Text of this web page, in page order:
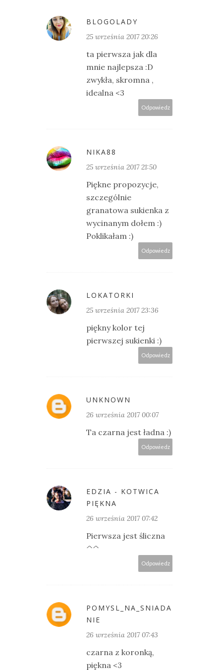
BLOGOLADY
25 września 2017 20:26
ta pierwsza jak dla
mnie najlepsza :D
zwykła, skromna ,
idealna <3
Odpowiedz
NIKA88
25 września 2017 21:50
Piękne propozycje,
szczególnie
granatowa sukienka z
wycinanym dołem :)
Poklikałam :)
Odpowiedz
LOKATORKI
25 września 2017 23:36
piękny kolor tej
pierwszej sukienki :)
Odpowiedz
UNKNOWN
26 września 2017 00:07
Ta czarna jest ładna :)
Odpowiedz
EDZIA - KOTWICA
PIĘKNA
26 września 2017 07:42
Pierwsza jest śliczna
^^
Odpowiedz
POMYSL_NA_SNIADA
NIE
26 września 2017 07:43
czarna z koronką,
piękna <3